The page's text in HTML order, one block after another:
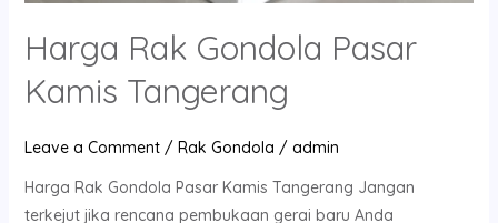
Harga Rak Gondola Pasar
Kamis Tangerang
Leave a Comment / Rak Gondola / admin
Harga Rak Gondola Pasar Kamis Tangerang Jangan
terkejut jika rencana pembukaan gerai baru Anda